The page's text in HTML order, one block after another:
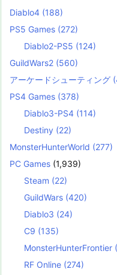
Diablo4 (188)
PS5 Games (272)
Diablo2-PS5 (124)
GuildWars2 (560)
アーケードシューティング
PS4 Games (378)
Diablo3-PS4 (114)
Destiny (22)
MonsterHunterWorld (277)
PC Games (1,939)
Steam (22)
GuildWars (420)
Diablo3 (24)
C9 (135)
MonsterHunterFrontier
RF Online (274)